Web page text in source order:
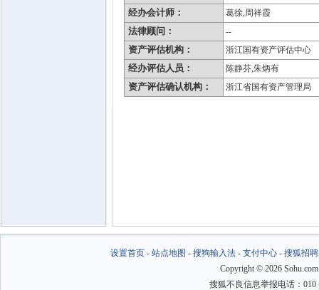
经办会计师： 葛徐,周祥霞
法律顾问： --
资产评估机构： 浙江国有资产评估中心
经办评估人员： 陈静芬,朱炳有
资产评估确认机构： 浙江省国有资产管理局
设置首页- 站点地图 - 搜狗输入法- 支付中心- 搜狐招聘
Copyright © 2026
搜狐不良信息举报电话：010